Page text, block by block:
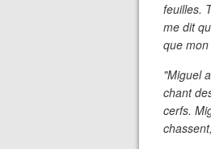
feuilles.
me dit
que
"Miguel
chant
cerfs.